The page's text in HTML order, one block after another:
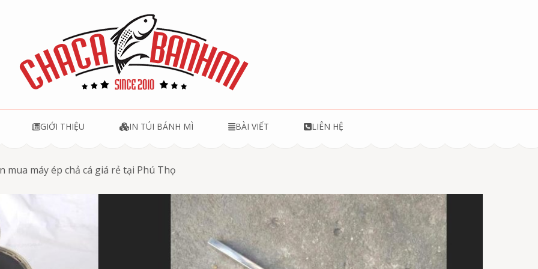
GIỚI THIỆU IN TÚI BÁNH MÌ BÀI VIẾT LIÊN HỆ
mua máy ép chả cá giá rẻ tại Phú Thọ